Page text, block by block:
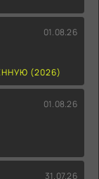
01.08.26
(2026)
01.08.26
31.07.26